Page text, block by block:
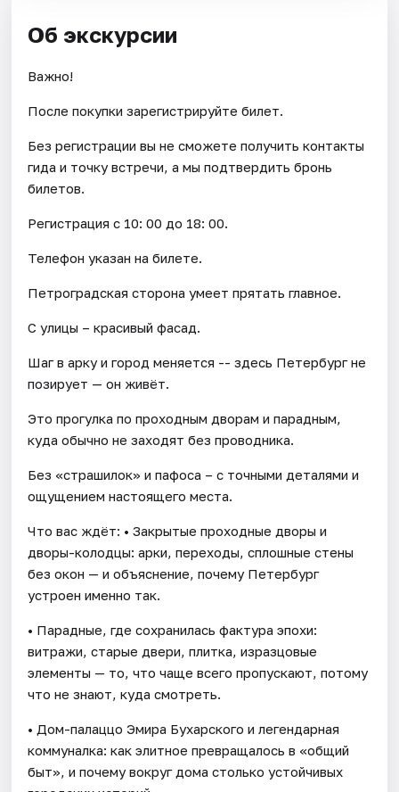
Об экскурсии
Важно!
После покупки зарегистрируйте билет.
Без регистрации вы не сможете получить контакты
гида и точку встречи, а мы подтвердить бронь
билетов.
Регистрация с 10: 00 до 18: 00.
Телефон указан на билете.
Петроградская сторона умеет прятать главное.
С улицы – красивый фасад.
Шаг в арку и город меняется -- здесь Петербург не
позирует — он живёт.
Это прогулка по проходным дворам и парадным,
куда обычно не заходят без проводника.
Без «страшилок» и пафоса – с точными деталями и
ощущением настоящего места.
Что вас ждёт: • Закрытые проходные дворы и
дворы-колодцы: арки, переходы, сплошные стены
без окон — и объяснение, почему Петербург
устроен именно так.
• Парадные, где сохранилась фактура эпохи:
витражи, старые двери, плитка, изразцовые
элементы — то, что чаще всего пропускают, потому
что не знают, куда смотреть.
• Дом-палаццо Эмира Бухарского и легендарная
коммуналка: как элитное превращалось в «общий
быт», и почему вокруг дома столько устойчивых